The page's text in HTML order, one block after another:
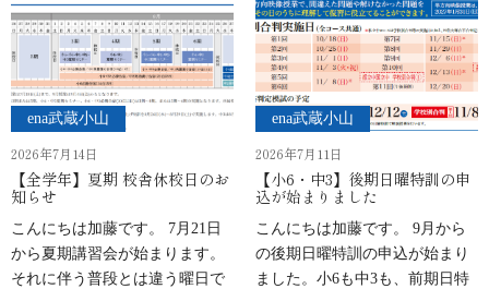
ena武蔵小山
2026年7月14日
【全学年】夏期 校舎休校日のお
知らせ
こんにちは加藤です。 7月21日
から夏期講習会が始まります。
それに伴う普段とは違う曜日で
ena武蔵小山
2026年7月11日
【小6・中3】後期日曜特訓の申
込が始まりました
こんにちは加藤です。 9月から
の後期日曜特訓の申込が始まり
ました。小6も中3も、前期日特